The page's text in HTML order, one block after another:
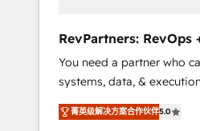
from any legacy CRM.
data integrity. ➤
HubSpot to run your
marketing, and service
and Integrations: Layer
RevPartners: RevOps
You need a partner who
systems, data, &
We bridge the gap where
short by combining GTM
菁英级解决方案合作伙伴5.0